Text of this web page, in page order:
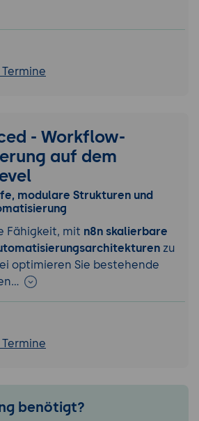
- Workflow-
auf dem
modulare Strukturen und
Fähigkeit, mit n8n skalierbare
zu
optimieren Sie bestehende
benötigt?